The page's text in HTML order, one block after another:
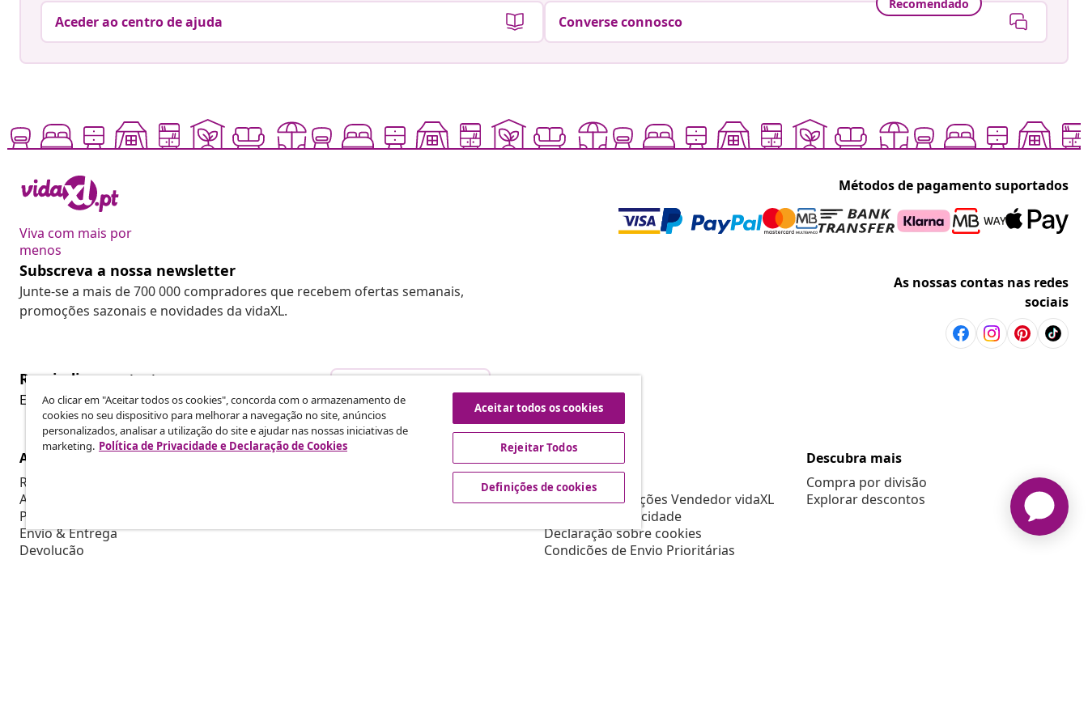
Aceder ao centro de ajuda
Recomendado
Converse connosco
Viva com mais por
menos
Métodos de pagamento suportados
Subscreva a nossa newsletter
Junte-se a mais de 700 000 compradores que recebem ofertas semanais,
promoções sazonais e novidades da vidaXL.
As nossas contas nas redes
sociais
Rescindir o contrato
Envie um pedido de rescisão da sua encomenda.
Rescindir o contrato
Atendimento ao cliente
Rastreie a sua encomenda
A minha conta
Pagamento
Envio & Entrega
Devolução
vidaXL
Sobre vidaXL
Termos e Condições Vendedor vidaXL
Política de privacidade
Declaração sobre cookies
Condições de Envio Prioritárias
Descubra mais
Compra por divisão
Explorar descontos
Ao clicar em "Aceitar todos os cookies", concorda com o armazenamento de
cookies no seu dispositivo para melhorar a navegação no site, anúncios
personalizados, analisar a utilização do site e ajudar nas nossas iniciativas de
marketing. Política de Privacidade e Declaração de Cookies
Aceitar todos os cookies
Rejeitar Todos
Definições de cookies